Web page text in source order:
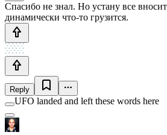
Спасибо не знал. Но устану все
динамически что-то грузится.
Reply
UFO landed and left these words here